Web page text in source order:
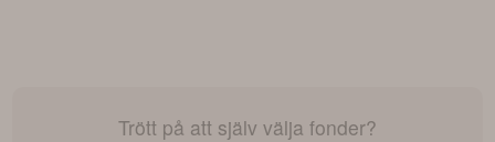
Trött på att själv välja fonder?